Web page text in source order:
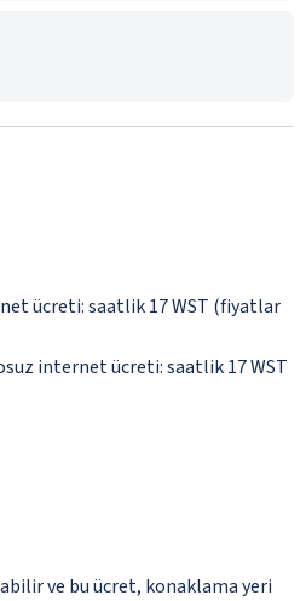
ücreti: saatlik 17 WST (fiyatlar
internet ücreti: saatlik 17 WST
ve bu ücret, konaklama yeri